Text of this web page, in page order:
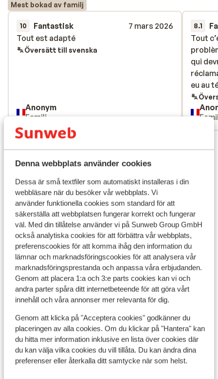
Denna webbplats använder cookies
Dessa är små textfiler som automatiskt installeras i din
webbläsare när du besöker vår webbplats. Vi
använder funktionella cookies som standard för att
säkerställa att webbplatsen fungerar korrekt och fungerar
väl. Med din tillåtelse använder vi på Sunweb Group GmbH
också analytiska cookies för att förbättra vår webbplats,
preferenscookies för att komma ihåg den information du
lämnar och marknadsföringscookies för att analysera vår
marknadsföringsprestanda och anpassa våra erbjudanden.
Genom att placera 1:a och 3:e parts cookies kan vi och
andra parter spåra ditt internetbeteende för att göra vårt
innehåll och våra annonser mer relevanta för dig.
Genom att klicka på "Acceptera cookies" godkänner du
placeringen av alla cookies. Om du klickar på "Hantera" kan
du hitta mer information inklusive en lista över cookies där
du kan välja vilka cookies du vill tillåta. Du kan ändra dina
preferenser eller återkalla ditt samtycke när som helst.
Mest bokad av familj
10 Fantastisk
7 mars 2026
Tout est adapté
Tout est adapté
Översätt till svenska
Anonym
Familj
8.1
Tout
qui
eu au
Tout
qui
eu au
Visa alla 3 omdömen
Liftkort/Utrustning/Skidskola
Liftkort
Skidskola
Utrustning
Andra boenden i Valfréjus
Hôtel Valfréjus Vacances - halvpension
Résidences Grand Argentier
Résidence Vacancéole La Turra